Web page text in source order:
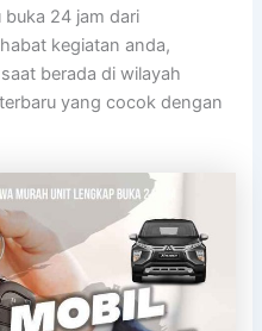
24 jam dari
kegiatan anda,
berada di wilayah
yang cocok dengan